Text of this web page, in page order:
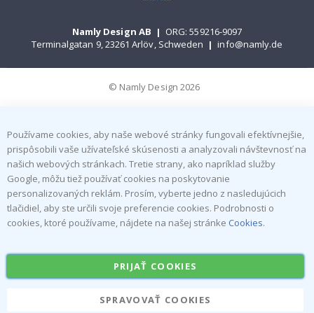
Namly Design AB | ORG: 559216-9097
Terminalgatan 9, 23261 Arlöv, Schweden | info@namly.de
© Namly Design 2026
Používame cookies, aby naše webové stránky fungovali efektívnejšie,
prispôsobili vaše užívateľské skúsenosti a analyzovali návštevnosť na
našich webových stránkach. Tretie strany, ako napríklad služby
Google, môžu tiež používať cookies na poskytovanie
personalizovaných reklám. Prosím, vyberte jedno z nasledujúcich
tlačidiel, aby ste určili svoje preferencie cookies. Podrobnosti o
cookies, ktoré používame, nájdete na našej stránke Cookies.
PRIJAŤ COOKIES
SPRAVOVAŤ COOKIES